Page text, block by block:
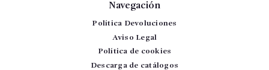
Navegación
Política Devoluciones
Aviso Legal
Política de cookies
Descarga de catálogos